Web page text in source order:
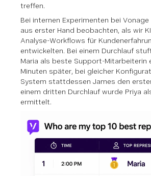
treffen.
Bei internen Experimenten bei
aus erster Hand beobachten, als wir
Analyse-Workflows für
entwickelten. Bei einem Durchlauf
Maria als beste Support-Mitarbeiterin
Minuten später, bei gleicher
System stattdessen James den
einem dritten Durchlauf wurde Priya
ermittelt.